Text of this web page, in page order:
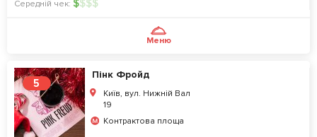
Середній чек: $$$$
Меню
5
Пінк Фройд
Київ, вул. Нижній Вал
19
Контрактова площа